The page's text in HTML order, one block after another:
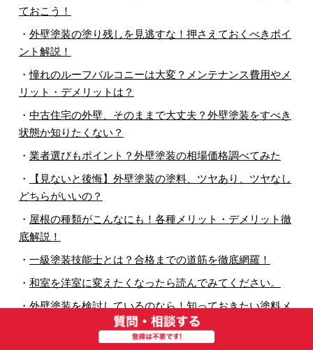
ておこう！
・ 外壁塗装の塗り残しを見逃すな！押さえておくべきポイ
ント解説！
・憧れのルーフバルコニーは大変？メンテナンス費用やメ
リット・デメリットは？
・ 中古住宅の外壁、そのままで大丈夫？外壁塗装をすべき
状態か知りたくない？
・ 業者選びもポイント？外壁塗装の相場価格調べてみた
・
【見ないと後悔】外壁塗装の塗料、ツヤあり、ツヤなし
どちらがいいの？
・ 屋根の種類がこんなにも！各種メリット・デメリット徹
底解説！
・ 一級塗装技能士とは？合格までの道筋を徹底網羅！
・ 和室を洋室に変えたくなったら読んでみてください。
・外壁塗装を検討しているのなら！知っておきたい塗料メ
そういえば知らない。外壁塗装の支払いのタイミングっ